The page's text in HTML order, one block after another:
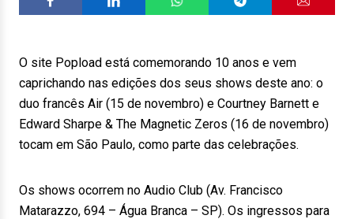
O site Popload está comemorando 10 anos e vem
caprichando nas edições dos seus shows deste ano: o
duo francês Air (15 de novembro) e Courtney Barnett e
Edward Sharpe & The Magnetic Zeros (16 de novembro)
tocam em São Paulo, como parte das celebrações.
Os shows ocorrem no Audio Club (Av. Francisco
Matarazzo, 694 – Água Branca – SP). Os ingressos para